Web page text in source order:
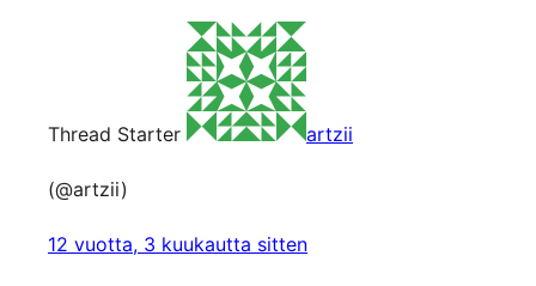
Thread Starter artzii
(@artzii)
12 vuotta, 3 kuukautta sitten